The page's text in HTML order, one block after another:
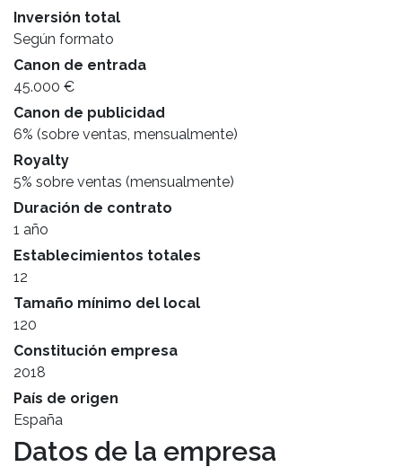
Inversión total
Según formato
Canon de entrada
45.000 €
Canon de publicidad
6% (sobre ventas, mensualmente)
Royalty
5% sobre ventas (mensualmente)
Duración de contrato
1 año
Establecimientos totales
12
Tamaño mínimo del local
120
Constitución empresa
2018
País de origen
España
Datos de la empresa